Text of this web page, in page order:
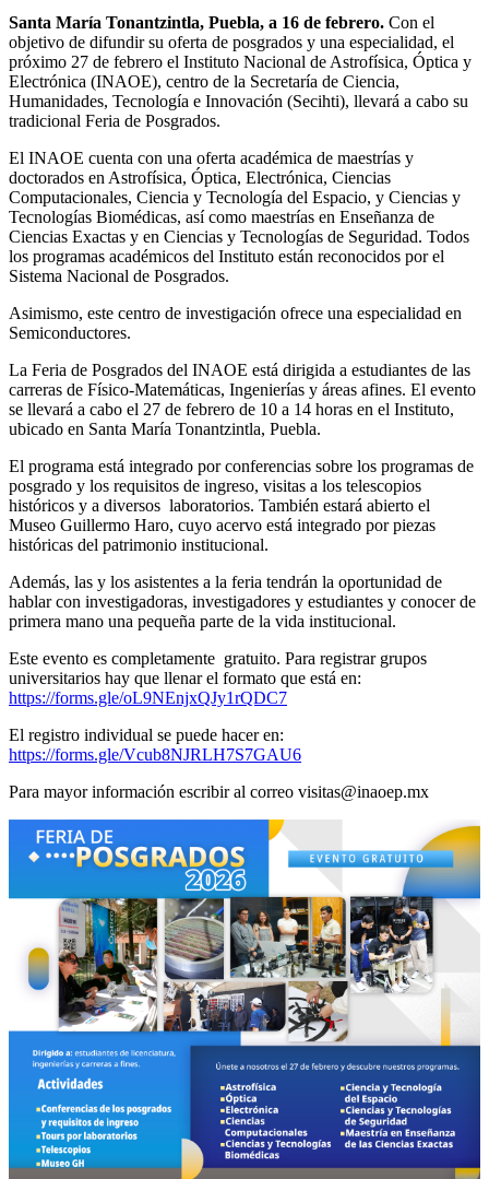
Santa María Tonantzintla, Puebla, a 16 de febrero. Con el
objetivo de difundir su oferta de posgrados y una especialidad, el
próximo 27 de febrero el Instituto Nacional de Astrofísica, Óptica y
Electrónica (INAOE), centro de la Secretaría de Ciencia,
Humanidades, Tecnología e Innovación (Secihti), llevará a cabo su
tradicional Feria de Posgrados.
El INAOE cuenta con una oferta académica de maestrías y
doctorados en Astrofísica, Óptica, Electrónica, Ciencias
Computacionales, Ciencia y Tecnología del Espacio, y Ciencias y
Tecnologías Biomédicas, así como maestrías en Enseñanza de
Ciencias Exactas y en Ciencias y Tecnologías de Seguridad. Todos
los programas académicos del Instituto están reconocidos por el
Sistema Nacional de Posgrados.
Asimismo, este centro de investigación ofrece una especialidad en
Semiconductores.
La Feria de Posgrados del INAOE está dirigida a estudiantes de las
carreras de Físico-Matemáticas, Ingenierías y áreas afines. El evento
se llevará a cabo el 27 de febrero de 10 a 14 horas en el Instituto,
ubicado en Santa María Tonantzintla, Puebla.
El programa está integrado por conferencias sobre los programas de
posgrado y los requisitos de ingreso, visitas a los telescopios
históricos y a diversos laboratorios. También estará abierto el
Museo Guillermo Haro, cuyo acervo está integrado por piezas
históricas del patrimonio institucional.
Además, las y los asistentes a la feria tendrán la oportunidad de
hablar con investigadoras, investigadores y estudiantes y conocer de
primera mano una pequeña parte de la vida institucional.
Este evento es completamente gratuito. Para registrar grupos
universitarios hay que llenar el formato que está en:
https://forms.gle/oL9NEnjxQJy1rQDC7
El registro individual se puede hacer en:
https://forms.gle/Vcub8NJRLH7S7GAU6
Para mayor información escribir al correo visitas@inaoep.mx